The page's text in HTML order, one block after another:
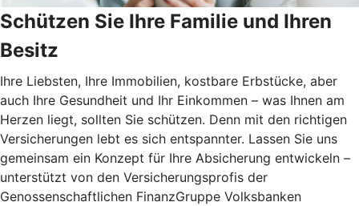
Schützen Sie Ihre Familie und Ihren
Besitz
Ihre Liebsten, Ihre Immobilien, kostbare Erbstücke, aber
auch Ihre Gesundheit und Ihr Einkommen – was Ihnen am
Herzen liegt, sollten Sie schützen. Denn mit den richtigen
Versicherungen lebt es sich entspannter. Lassen Sie uns
gemeinsam ein Konzept für Ihre Absicherung entwickeln –
unterstützt von den Versicherungsprofis der
Genossenschaftlichen FinanzGruppe Volksbanken